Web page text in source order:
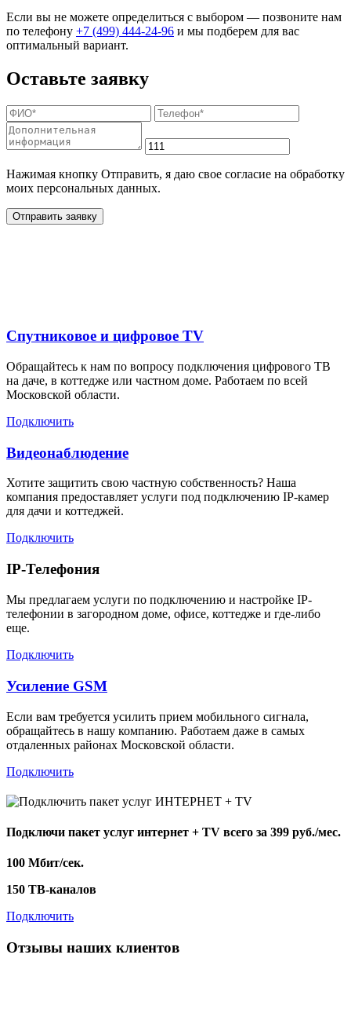
Если вы не можете определиться с выбором — позвоните нам
по телефону +7 (499) 444-24-96 и мы подберем для вас
оптимальный вариант.
Оставьте заявку
Нажимая кнопку Отправить, я даю свое согласие на обработку
моих персональных данных.
Отправить заявку
Спутниковое и цифровое TV
Обращайтесь к нам по вопросу подключения цифрового ТВ
на даче, в коттедже или частном доме. Работаем по всей
Московской области.
Подключить
Видеонаблюдение
Хотите защитить свою частную собственность? Наша
компания предоставляет услуги под подключению IP-камер
для дачи и коттеджей.
Подключить
IP-Телефония
Мы предлагаем услуги по подключению и настройке IP-
телефонии в загородном доме, офисе, коттедже и где-либо
еще.
Подключить
Усиление GSM
Если вам требуется усилить прием мобильного сигнала,
обращайтесь в нашу компанию. Работаем даже в самых
отдаленных районах Московской области.
Подключить
Подключи пакет услуг интернет + TV всего за 399 руб./мес.
100 Мбит/сек.
150 ТВ-каналов
Подключить
Отзывы наших клиентов